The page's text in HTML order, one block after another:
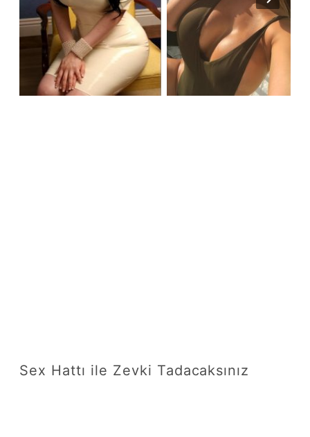
Sex Hattı ile Zevki Tadacaksınız